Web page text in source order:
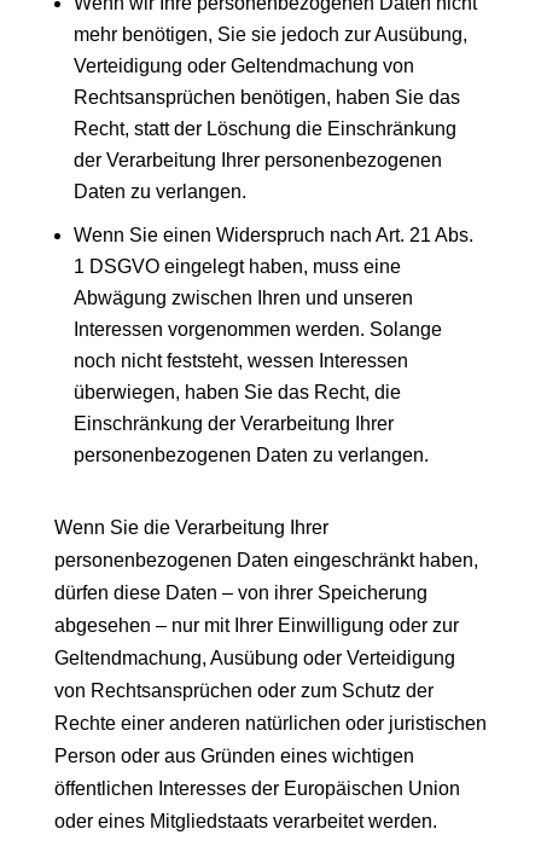
mehr benötigen, Sie sie jedoch zur Ausübung,
Verteidigung oder Geltendmachung von
Rechtsansprüchen benötigen, haben Sie das
Recht, statt der Löschung die Einschränkung
der Verarbeitung Ihrer personenbezogenen
Daten zu verlangen.
Wenn Sie einen Widerspruch nach Art. 21 Abs.
1 DSGVO eingelegt haben, muss eine
Abwägung zwischen Ihren und unseren
Interessen vorgenommen werden. Solange
noch nicht feststeht, wessen Interessen
überwiegen, haben Sie das Recht, die
Einschränkung der Verarbeitung Ihrer
personenbezogenen Daten zu verlangen.
Wenn Sie die Verarbeitung Ihrer
personenbezogenen Daten eingeschränkt haben,
dürfen diese Daten – von ihrer Speicherung
abgesehen – nur mit Ihrer Einwilligung oder zur
Geltendmachung, Ausübung oder Verteidigung
von Rechtsansprüchen oder zum Schutz der
Rechte einer anderen natürlichen oder juristischen
Person oder aus Gründen eines wichtigen
öffentlichen Interesses der Europäischen Union
oder eines Mitgliedstaats verarbeitet werden.